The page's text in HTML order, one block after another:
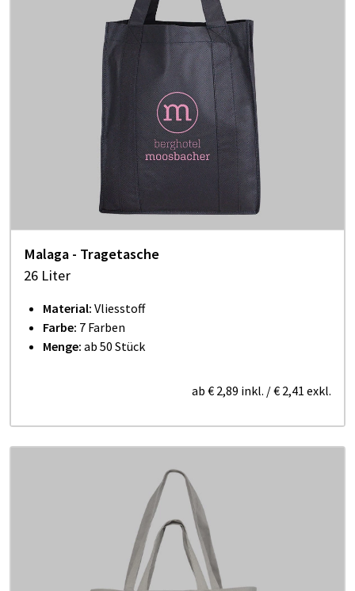
Malaga - Tragetasche
26 Liter
Material: Vliesstoff
Farbe: 7 Farben
Menge: ab 50 Stück
ab € 2,89 inkl. /€ 2,41 exkl.